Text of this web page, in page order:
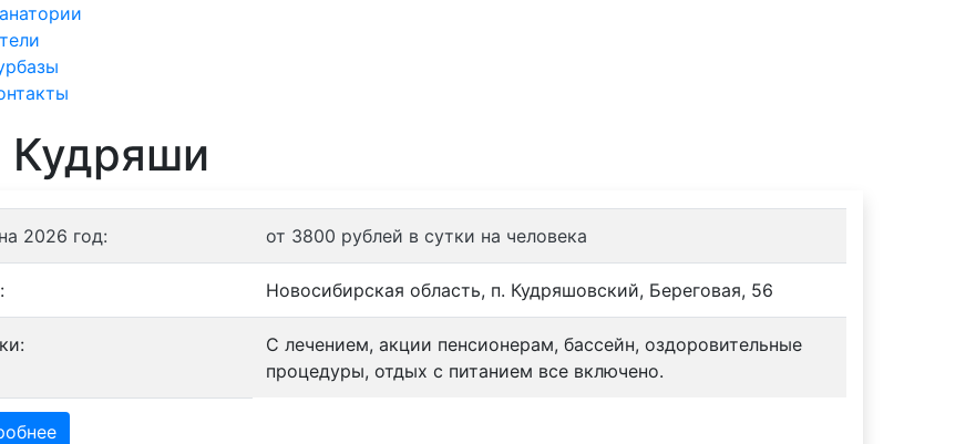
Кудряши
2026 год: от 3800 рублей в сутки на человека
Новосибирская область, п. Кудряшовский, Береговая, 56
С лечением, акции пенсионерам, бассейн, оздоровительные
процедуры, отдых с питанием все включено.